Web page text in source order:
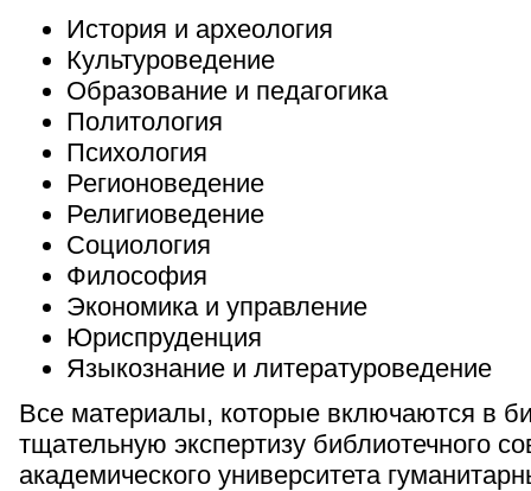
История и археология
Культуроведение
Образование и педагогика
Политология
Психология
Регионоведение
Религиоведение
Социология
Философия
Экономика и управление
Юриспруденция
Языкознание и литературоведение
Все материалы, которые включаются в
тщательную экспертизу библиотечного
академического университета